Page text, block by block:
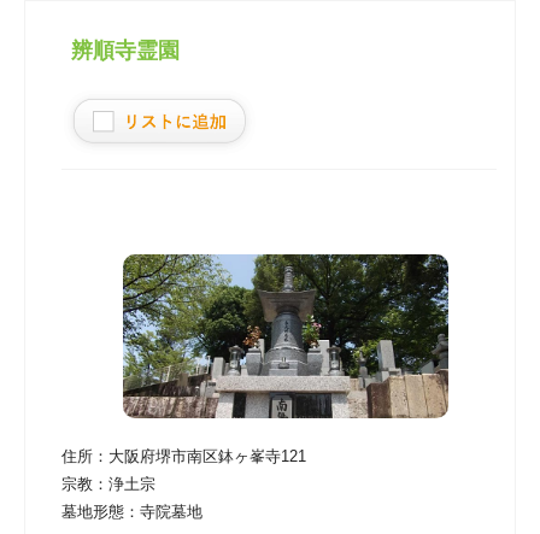
辨順寺霊園
住所： 大阪府堺市南区鉢ヶ峯寺121
宗教： 浄土宗
墓地形態： 寺院墓地